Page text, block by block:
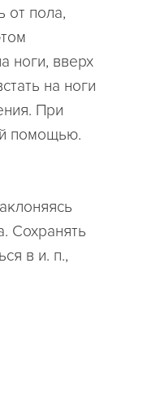
от пола,
ноги, вверх
на ноги
При
помощью.
Сохранять
в и. п.,